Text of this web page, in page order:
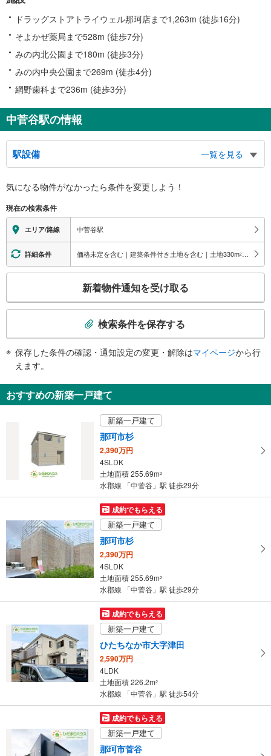
ドラッグストアトライウェル那珂店まで1,263m (徒歩16分)
そよかぜ薬局まで528m (徒歩7分)
みの内北公園まで180m (徒歩3分)
みの内中央公園まで269m (徒歩4分)
網野歯科まで236m (徒歩3分)
中菅谷駅の情報
駅設備
一覧を見る
※段差なしでの移動経路
地上⇔ホーム：○
スロープ
・ホーム⇔地上
気になる物件がなかったら条件を変更しよう！
現在の検索条件
エリア/路線 中菅谷駅
詳細条件 価格未定を含む｜建築条件付き土地を含む｜土地330m2 以上
検
知
を
マ
ペ
ー
ジ
保
す
る
新着物件通知を受け取る
検索条件を保存する
保存した条件の確認・通知設定の変更・解除はマイページから行
えます。
おすすめの新築一戸建て
新築一戸建て
那珂市杉
2,390万円
4SLDK
土地面積 255.69m2
水郡線 「中菅谷」駅 徒歩29分
成約でもらえる
新築一戸建て
那珂市杉
2,390万円
4SLDK
土地面積 255.69m2
水郡線 「中菅谷」駅 徒歩29分
成約でもらえる
新築一戸建て
ひたちなか市大字津田
2,590万円
4LDK
土地面積 226.2m2
水郡線 「中菅谷」駅 徒歩54分
成約でもらえる
新築一戸建て
那珂市菅谷